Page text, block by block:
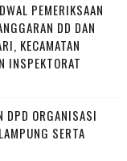
PEMERIKSAAN
DD DAN
KECAMATAN
INSPEKTORAT
DPD ORGANISASI
SERTA